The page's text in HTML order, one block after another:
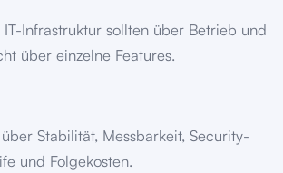
Infrastruktur sollten über Betrieb und
über einzelne Features.
Stabilität, Messbarkeit, Security-
und Folgekosten.